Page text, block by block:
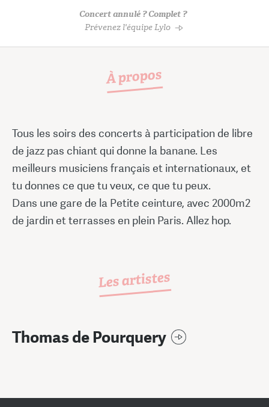
Concert annulé ? Complet ?
Prévenez l'équipe Lylo
À propos
Tous les soirs des concerts à participation de libre
de jazz pas chiant qui donne la banane. Les
meilleurs musiciens français et internationaux, et
tu donnes ce que tu veux, ce que tu peux.
Dans une gare de la Petite ceinture, avec 2000m2
de jardin et terrasses en plein Paris. Allez hop.
Les artistes
Thomas de Pourquery